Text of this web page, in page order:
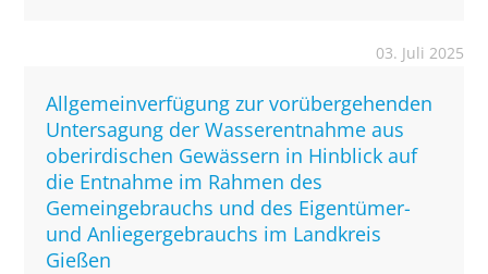
03. Juli 2025
Allgemeinverfügung zur vorübergehenden
Untersagung der Wasserentnahme aus
oberirdischen Gewässern in Hinblick auf
die Entnahme im Rahmen des
Gemeingebrauchs und des Eigentümer-
und Anliegergebrauchs im Landkreis
Gießen